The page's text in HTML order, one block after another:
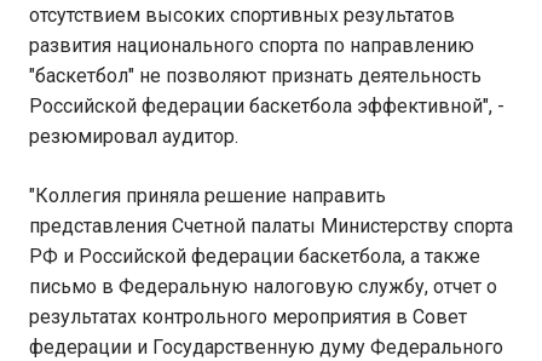
отсутствием высоких спортивных результатов
развития национального спорта по направлению
"баскетбол" не позволяют признать деятельность
Российской федерации баскетбола эффективной", -
резюмировал аудитор.
"Коллегия приняла решение направить
представления Счетной палаты Министерству спорта
РФ и Российской федерации баскетбола, а также
письмо в Федеральную налоговую службу, отчет о
результатах контрольного мероприятия в Совет
федерации и Государственную думу Федерального